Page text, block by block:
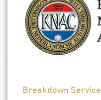
Breakdown Service